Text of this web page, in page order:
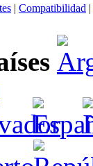
| Compatibilidad |